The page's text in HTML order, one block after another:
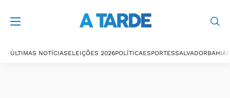
ÚLTIMAS NOTÍCIASELEIÇÕES 2026POLÍTICAESPORTESSALVADORBAHIA